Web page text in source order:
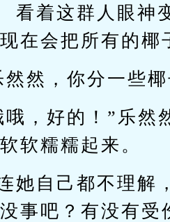
着这群人眼神变
在会把所有的椰
然然，你分一些
哦，好的！”乐然
软糯糯起来。
她自己都不理解
事吧？有没有受